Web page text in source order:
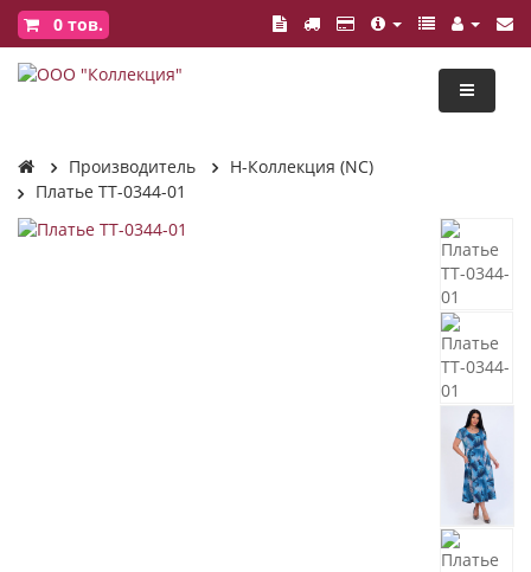
0 тов.
Производитель
Н-Коллекция (NC)
Платье ТТ-0344-01